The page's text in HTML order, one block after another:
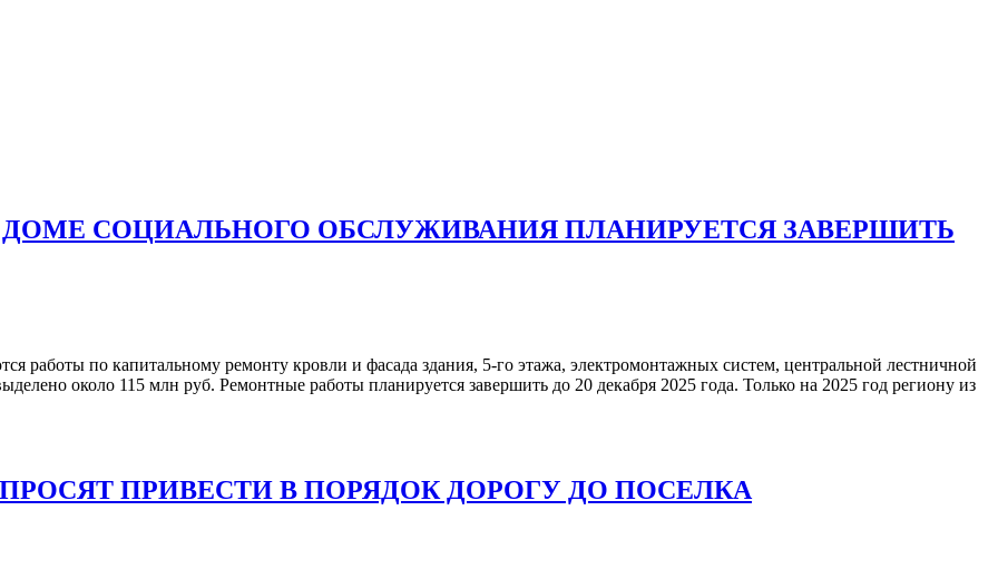
СОЦИАЛЬНОГО ОБСЛУЖИВАНИЯ ПЛАНИРУЕТСЯ ЗАВЕРШИТЬ
работы по капитальному ремонту кровли и фасада здания, 5-го этажа, электромонтажных систем, центральной лестничной
около 115 млн руб. Ремонтные работы планируется завершить до 20 декабря 2025 года. Только на 2025 год региону из
ПРИВЕСТИ В ПОРЯДОК ДОРОГУ ДО ПОСЕЛКА